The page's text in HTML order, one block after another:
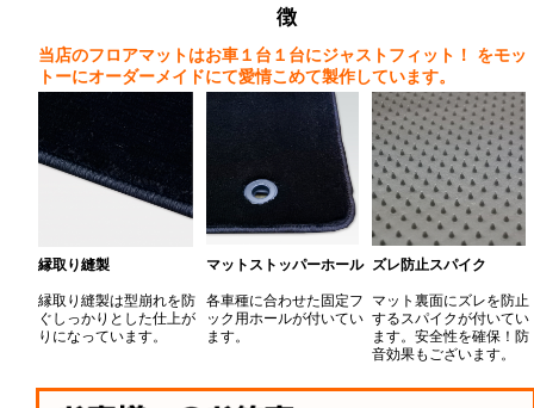
徴
当店のフロアマットはお車１台１台にジャストフィット！
をモッ
トーにオーダーメイドにて愛情こめて製作しています。
縁取り縫製
縁取り縫製は型崩れを防
ぐしっかりとした仕上が
りになっています。
マットストッパーホール
各車種に合わせた固定フ
ック用ホールが付いてい
ます。
ズレ防止スパイク
マット裏面にズレを防止
するスパイクが付いてい
ます。安全性を確保！防
音効果もございます。